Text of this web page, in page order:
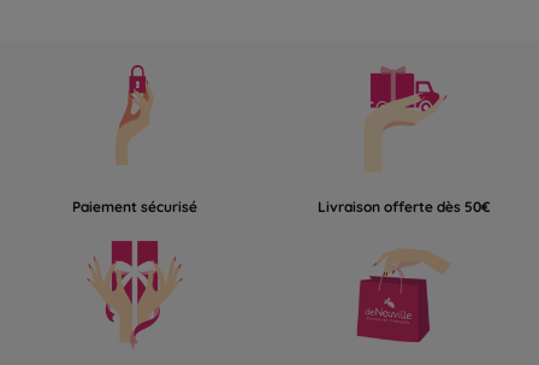
Paiement sécurisé Livraison offerte dès 50€